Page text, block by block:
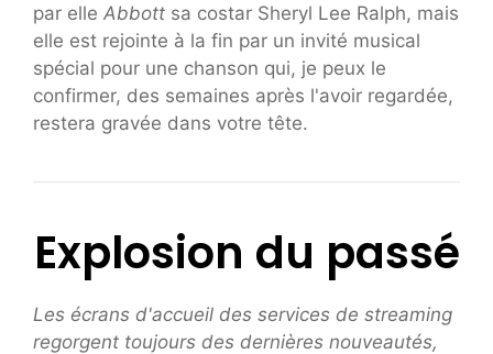
par elle Abbott sa costar Sheryl Lee Ralph, mais
elle est rejointe à la fin par un invité musical
spécial pour une chanson qui, je peux le
confirmer, des semaines après l'avoir regardée,
restera gravée dans votre tête.
Explosion du passé
Les écrans d'accueil des services de streaming
regorgent toujours des dernières nouveautés,